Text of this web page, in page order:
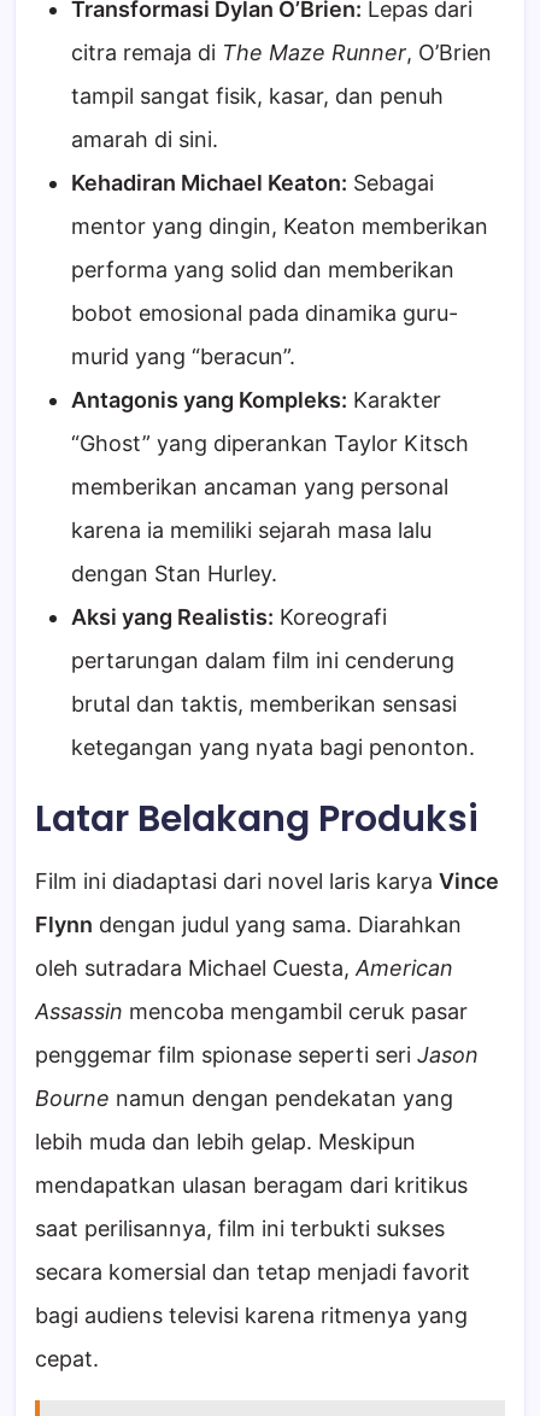
Transformasi Dylan O’Brien: Lepas dari
citra remaja di The Maze Runner, O’Brien
tampil sangat fisik, kasar, dan penuh
amarah di sini.
Kehadiran Michael Keaton: Sebagai
mentor yang dingin, Keaton memberikan
performa yang solid dan memberikan
bobot emosional pada dinamika guru-
murid yang “beracun”.
Antagonis yang Kompleks: Karakter
“Ghost” yang diperankan Taylor Kitsch
memberikan ancaman yang personal
karena ia memiliki sejarah masa lalu
dengan Stan Hurley.
Aksi yang Realistis: Koreografi
pertarungan dalam film ini cenderung
brutal dan taktis, memberikan sensasi
ketegangan yang nyata bagi penonton.
Latar Belakang Produksi
Film ini diadaptasi dari novel laris karya Vince
Flynn dengan judul yang sama. Diarahkan
oleh sutradara Michael Cuesta,American
Assassin mencoba mengambil ceruk pasar
penggemar film spionase seperti seri Jason
Bourne namun dengan pendekatan yang
lebih muda dan lebih gelap. Meskipun
mendapatkan ulasan beragam dari kritikus
saat perilisannya, film ini terbukti sukses
secara komersial dan tetap menjadi favorit
bagi audiens televisi karena ritmenya yang
cepat.